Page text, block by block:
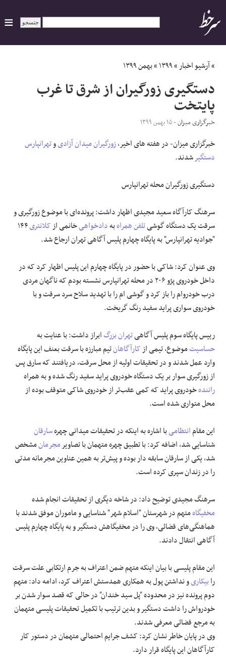
ایران
سیاسی
اقتصاد
ورزشی
حوادث
فرهنگی و هنری
مقالات
»آرشیو اخبار»۱۳۹۹»بهمن ۱۳۹۹
دستگیری زورگیران از شرق تا غرب
پایتخت
خبرگزاری میزان- ۱۵ بهمن ۱۳۹۹
خبرگزاری میزان- در هفته های اخیر،زورگیرانمیدان آزادیوتهرانپارس
دستگیرشدند.
دستگیری زورگیران محله تهرانپارس
سرهنگ کارآگاه سعید مجیدی اظهار داشت: پرونده‌ای با موضوع زورگیری و
سرقت یک دستگاه گوشیتلفن همراهبهدادخواهیخانمی ازکلانتری۱۴۴
"جوادیه تهرانپارس" به پایگاه چهارم پلیس آگاهی تهران ارجاع شد.
وی عنوان کرد: شاکی با حضور در پایگاه چهارم این پلیس اظهار کرد که در
داخل خودروی پژو ۲۰۶ در محله تهرانپارس نشسته بودم که ناگهان مردی
درب خودروام را باز کرد و گوشی ام را با تهدید سلاح سرد سرقت و با
خودروی سواری پراید سفید رنگ گریخت.
رییس پایگاه سوم پلیس آگاهیتهران بزرگابراز داشت: با عنایت به
حساسیتموضوع، تیمی ازکارآگاهانتیم مبارزه با سرقت بعنف این پایگاه
وارد عمل شدند و در تحقیقات اولیه از محل سرقت، دریافتند که سارق پس
از زورگیری سوار بر یک دستگاه خودروی پراید سفید رنگ شده و به همراه
رانندهخودروی پراید که کمی عقب‌تر از خودروی شاکی متوقف بوده از
محل متواری شده است.
این مقامانتظامیبا اشاره به اینکه در تحقیقات میدانی چهرهسارقان
شناسایی شد، اضافه کرد: با تطبیق چهره متهمان با تصاویرمجرمانمشخص
شد، یکی از سارقان سابقه دار بوده و پیش‌تر به همین عناوین مجرمانه مدتی
را در زندان سپری کرده است.
سرهنگ مجیدی توضیح داد: در شاخه دیگری از تحقیقات انجام شده
مخفیگاهمتهم در شهرستان "اسلام شهر" شناسایی و ماموران موفق شدند با
هماهنگی‌های قضائی، وی را در مخفیگاهش دستگیر و به پایگاه چهارم پلیس
آگاهی انتقال دادند.
این مقام پلیسی با بیان اینکه متهم ضمن اعتراف به جرم ارتکابی علت سرقت
رابیکاریو نداشتن پول به همکاری همدستش اعتراف کرد، ادامه داد: متهم
دوم پرونده نیز در محدوده "پل سید خندان" در حالی که قصد سوار شدن بر
خودرواش را داشت دستگیر و بدین ترتیب با تکمیل تحقیقات پلیسی متهمان
به مرجع قضائی معرفی شدند.
وی در پایان خاطر نشان کرد: کشف جرایم احتمالی متهمان در دستور کار
کارآگاهان این پایگاه قرار دارد.